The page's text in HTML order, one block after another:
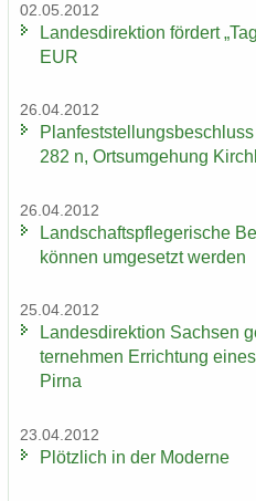
02.05.2012
Lan­des­di­rek­ti­on för­dert
EUR
26.04.2012
282 n, Orts­um­ge­hung
26.04.2012
Land­schafts­pfle­ge­ri­sche
kön­nen um­ge­setzt wer­den
25.04.2012
Lan­des­di­rek­ti­on Sach­sen
ter­neh­men Er­rich­tung
Pirna
23.04.2012
Plötz­lich in der Mo­der­ne